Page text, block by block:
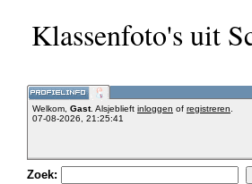
Klassenfoto's uit
Welkom, Gast. Alsjeblieft inloggen of registreren
07-08-2026, 21:25:41
Zoek: